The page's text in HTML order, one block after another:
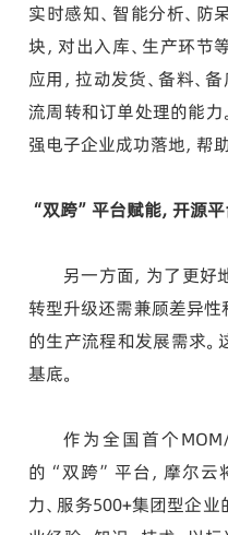
实时感知、智能分析、防
块，对出入库、生产环节
应用，拉动发货、备料、
流周转和订单处理的能力
强电子企业成功落地，帮
“双跨”平台赋能，开源
另一方面，为了更好
转型升级还需兼顾差异性
的生产流程和发展需求。
基底。
作为全国首个
的“双跨”平台，摩尔云
力、服务500+集团型企